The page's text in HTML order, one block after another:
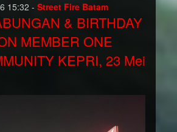
15:32 - Street Fire Batam
& BIRTHDAY
MEMBER ONE
KEPRI, 23 Mei